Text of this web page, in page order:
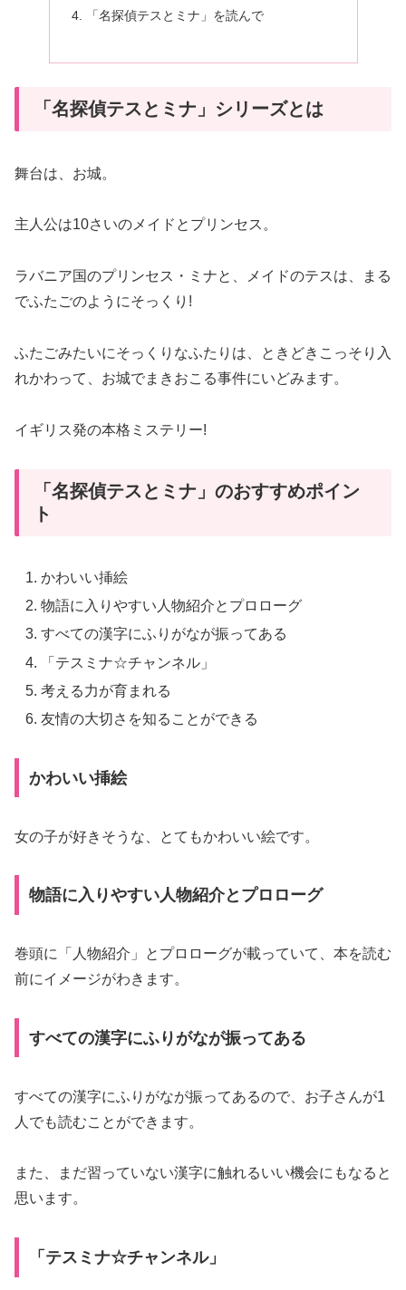
「名探偵テスとミナ」を読んで
「名探偵テスとミナ」シリーズとは
舞台は、お城。
主人公は10さいのメイドとプリンセス。
ラバニア国のプリンセス・ミナと、メイドのテスは、まる
でふたごのようにそっくり!
ふたごみたいにそっくりなふたりは、ときどきこっそり入
れかわって、お城でまきおこる事件にいどみます。
イギリス発の本格ミステリー!
「名探偵テスとミナ」のおすすめポイン
ト
かわいい挿絵
物語に入りやすい人物紹介とプロローグ
すべての漢字にふりがなが振ってある
「テスミナ☆チャンネル」
考える力が育まれる
友情の大切さを知ることができる
かわいい挿絵
女の子が好きそうな、とてもかわいい絵です。
物語に入りやすい人物紹介とプロローグ
巻頭に「人物紹介」とプロローグが載っていて、本を読む
前にイメージがわきます。
すべての漢字にふりがなが振ってある
すべての漢字にふりがなが振ってあるので、お子さんが1
人でも読むことができます。
また、まだ習っていない漢字に触れるいい機会にもなると
思います。
「テスミナ☆チャンネル」